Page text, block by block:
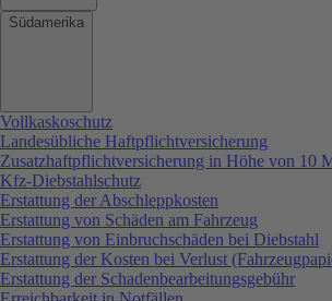
Südamerika
Vollkaskoschutz
Landesübliche Haftpflichtversicherung
Zusatzhaftpflichtversicherung in Höhe von 10
Kfz-Diebstahlschutz
Erstattung der Abschleppkosten
Erstattung von Schäden am Fahrzeug
Erstattung von Einbruchschäden bei Diebstahl
Erstattung der Kosten bei Verlust
Erstattung der Schadenbearbeitungsgebühr